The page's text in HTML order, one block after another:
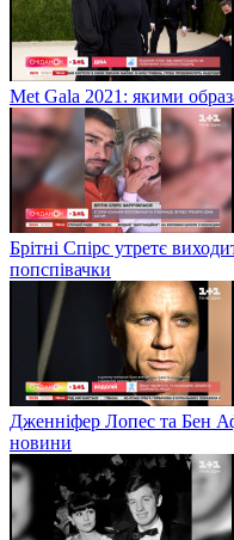
Met Gala 2021: якими
Брітні Спірс утретє
попспівачки
Дженніфер Лопес та Бен
новини